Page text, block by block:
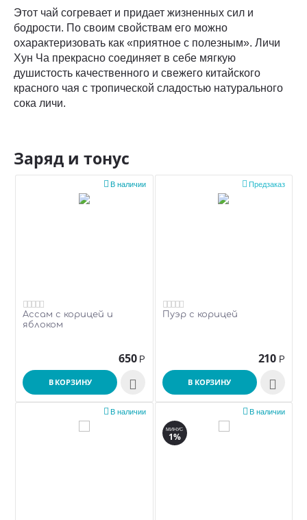
Этот чай согревает и придает жизненных сил и
бодрости. По своим свойствам его можно
охарактеризовать как «приятное с полезным». Личи
Хун Ча прекрасно соединяет в себе мягкую
душистость качественного и свежего китайского
красного чая с тропической сладостью натурального
сока личи.
Заряд и тонус
В наличии

Ассам с корицей и
яблоком
650 Р
В КОРЗИНУ 
Предзаказ

Пуэр с корицей
210 Р
В КОРЗИНУ 
В наличии
 В наличии

МИНУС
1%